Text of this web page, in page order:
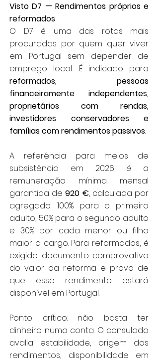
Visto D7 — Rendimentos próprios e
reformados
O D7 é uma das rotas mais
procuradas por quem quer viver
em Portugal sem depender de
emprego local. É indicado para
reformados, pessoas
financeiramente independentes,
proprietários com rendas,
investidores conservadores e
famílias com rendimentos passivos.
A referência para meios de
subsistência em 2026 é a
remuneração mínima mensal
garantida de920 €, calculada por
agregado: 100% para o primeiro
adulto, 50% para o segundo adulto
e 30% por cada menor ou filho
maior a cargo. Para reformados, é
exigido documento comprovativo
do valor da reforma e prova de
que esse rendimento estará
disponível em Portugal.
Ponto crítico: não basta ter
dinheiro numa conta. O consulado
avalia estabilidade, origem dos
rendimentos, disponibilidade em